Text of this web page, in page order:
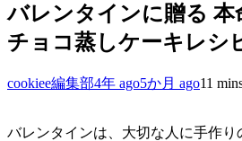
バレンタインに贈る 本
チョコ蒸しケーキレシ
cookiee編集部4年 ago5か月 ago11
バレンタインは、大切な人に手作